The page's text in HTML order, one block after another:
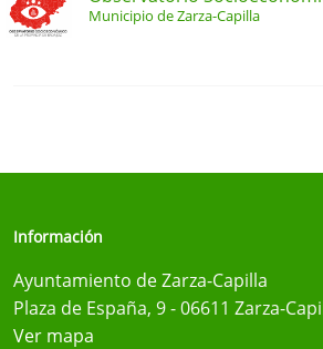
Municipio de Zarza-Capilla
Información
Ayuntamiento de Zarza-Capilla
Plaza de España, 9 - 06611 Zarza-
Ver mapa